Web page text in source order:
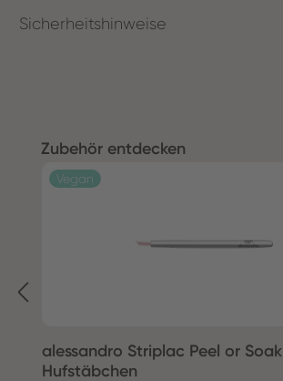
Sicherheitshinweise
Produktgalerie überspringen
Zubehör entdecken
Vegan
alessandro Striplac Peel or Soak
Hufstäbchen